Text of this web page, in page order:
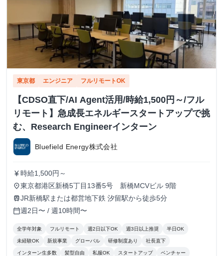
東京都 エンジニア フルリモートOK
【CDSO直下/AI Agent活用/時給1,500円～/フル
リモート】急成長エネルギースタートアップで挑
む、Research Engineerインターン
Bluefield Energy株式会社
currency_yen 時給1,500円～
place東京都港区新橋5丁目13番5号 新橋MCVビル 9階
trainJR新橋駅または都営地下鉄 汐留駅から徒歩5分
calendar_today週2日〜 / 週10時間〜
全学年対象 フルリモート 週2日以下OK 週3日以上推奨 半日OK
未経験OK 新規事業 グローバル 研修制度あり 社長直下
インターン生多数 髪型自由 私服OK スタートアップ ベンチャー